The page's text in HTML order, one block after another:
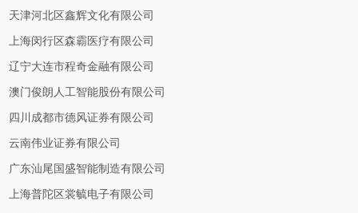
天津河北区鑫辉文化有限公司
上海闵行区森霸医疗有限公司
辽宁大连市程奇金融有限公司
澳门俊朗人工智能股份有限公司
四川成都市德风证券有限公司
云南伟业证券有限公司
广东汕尾国盛智能制造有限公司
上海普陀区裳毓电子有限公司